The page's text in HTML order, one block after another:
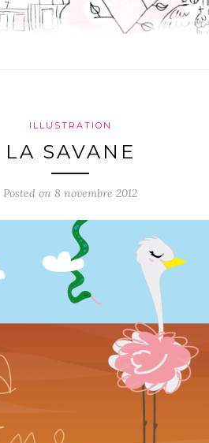
ILLUSTRATION
LA SAVANE
Posted on 8 novembre 2012